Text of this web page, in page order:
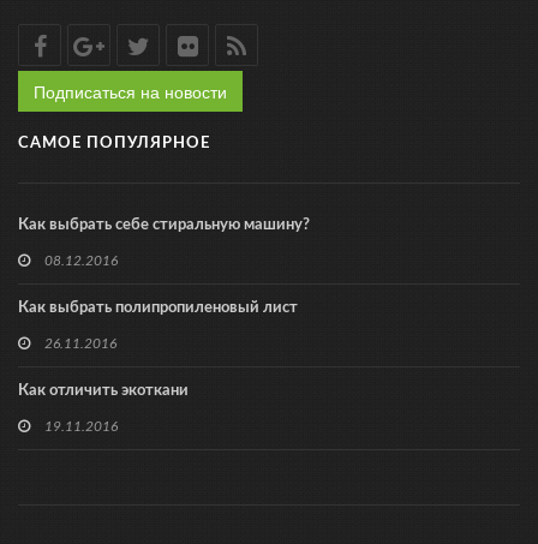
Подписаться на новости
САМОЕ ПОПУЛЯРНОЕ
Как выбрать себе стиральную машину?
08.12.2016
Как выбрать полипропиленовый лист
26.11.2016
Как отличить экоткани
19.11.2016